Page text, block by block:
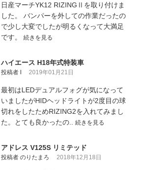
日産マーチYK12 RIZINGⅡを取り付けま
した。 バンパーを外しての作業だったの
で少し大変でしたが明るくなって大満足
です。 続きを見る
ハイエース H18年式特装車
投稿者 I 2019年01月21日
最初はLEDデュアルフォグが気になって
いましたがHIDヘッドライトが2度目の球
切れをしたためRIZING2を入れてみまし
た。とても良かったの.. 続きを見る
アドレス V125S リミテッド
投稿者 のりたまろ 2018年12月18日